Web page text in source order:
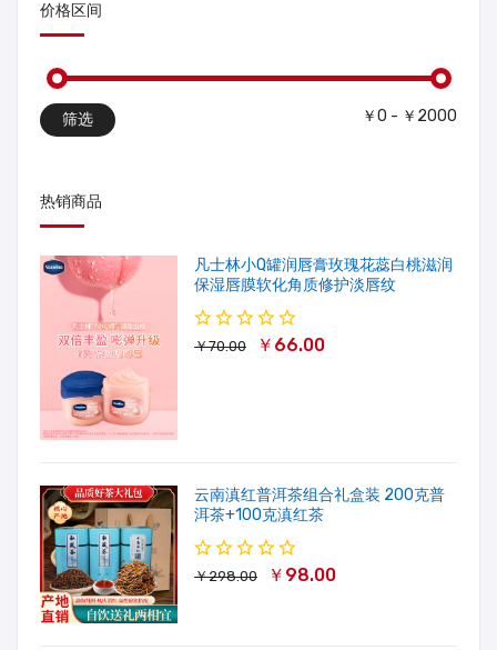
价格区间
筛选 ￥0 - ￥2000
热销商品
凡士林小Q罐润唇膏玫瑰花蕊白桃滋润
保湿唇膜软化角质修护淡唇纹
￥70.00 ￥66.00
云南滇红普洱茶组合礼盒装 200克普
洱茶+100克滇红茶
￥298.00 ￥98.00